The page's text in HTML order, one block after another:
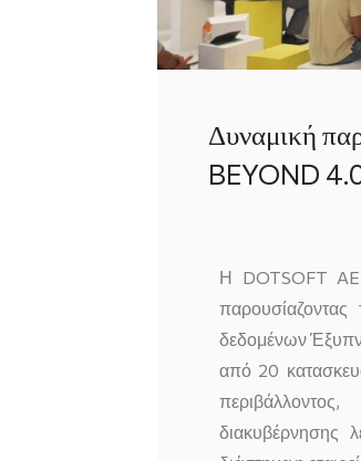
Δυναμική
BEYOND
Η DOTSOFT
δεδομένων
από 20
διακυβέρνησης